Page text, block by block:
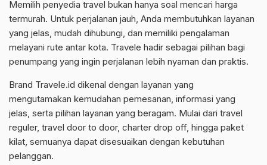
Memilih penyedia travel bukan hanya soal mencari harga
termurah. Untuk perjalanan jauh, Anda membutuhkan layanan
yang jelas, mudah dihubungi, dan memiliki pengalaman
melayani rute antar kota. Travele hadir sebagai pilihan bagi
penumpang yang ingin perjalanan lebih nyaman dan praktis.
Brand Travele.id dikenal dengan layanan yang
mengutamakan kemudahan pemesanan, informasi yang
jelas, serta pilihan layanan yang beragam. Mulai dari travel
reguler, travel door to door, charter drop off, hingga paket
kilat, semuanya dapat disesuaikan dengan kebutuhan
pelanggan.